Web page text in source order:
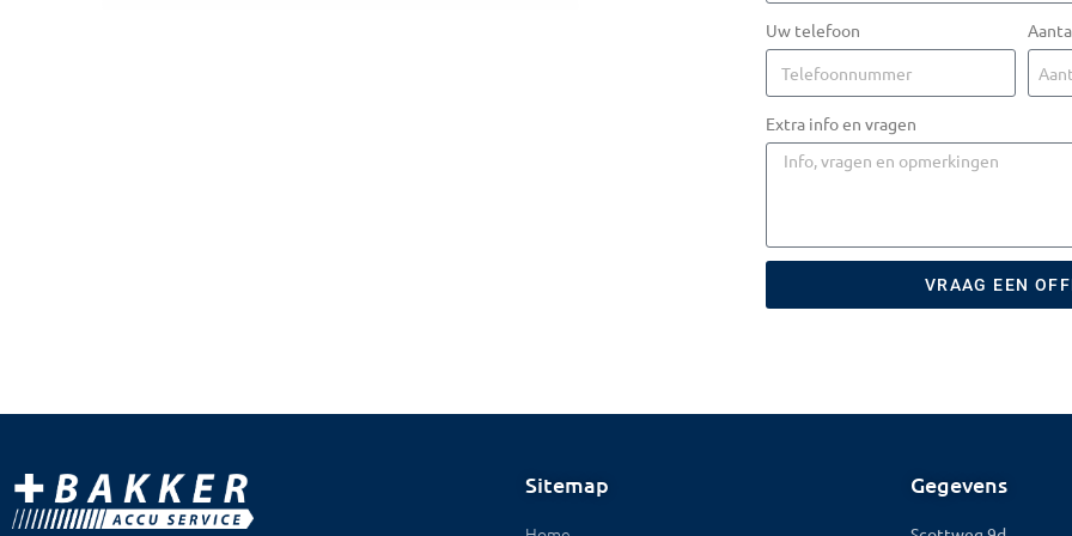
Uw telefoon
Extra info en vragen
VRAAG EEN
Sitemap Gegevens